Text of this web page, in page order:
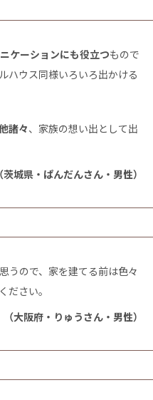
ケーションにも役立つもので
ハウス同様いろいろ出かける
諸々、家族の想い出として出
（茨城県・ぱんだんさん・男性）
うので、家を建てる前は色々
ださい。
（大阪府・りゅうさん・男性）